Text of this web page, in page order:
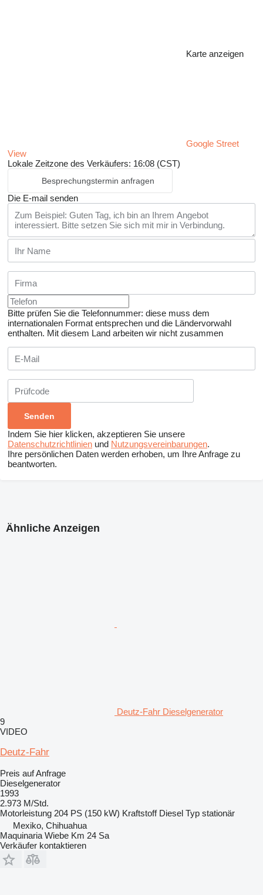
Karte anzeigen
Google Street
View
Lokale Zeitzone des Verkäufers: 16:08 (CST)
Besprechungstermin anfragen
Die E-mail senden
Bitte prüfen Sie die Telefonnummer: diese muss dem
internationalen Format entsprechen und die Ländervorwahl
enthalten. Mit diesem Land arbeiten wir nicht zusammen
Indem Sie hier klicken, akzeptieren Sie unsere
Datenschutzrichtlinien und Nutzungsvereinbarungen.
Ihre persönlichen Daten werden erhoben, um Ihre Anfrage zu
beantworten.
Ähnliche Anzeigen
Deutz-Fahr Dieselgenerator
9
VIDEO
Deutz-Fahr
Preis auf Anfrage
Dieselgenerator
1993
2.973 M/Std.
Motorleistung 204 PS (150 kW) Kraftstoff Diesel Typ stationär
Mexiko, Chihuahua
Maquinaria Wiebe Km 24 Sa
Verkäufer kontaktieren